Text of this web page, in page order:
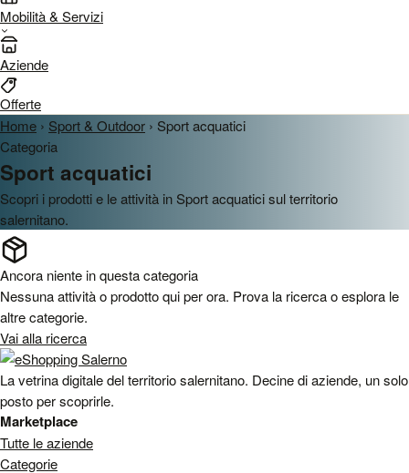
Mobilità & Servizi
Aziende
Offerte
Home › Sport & Outdoor › Sport acquatici
Categoria
Sport acquatici
Scopri i prodotti e le attività in Sport acquatici sul territorio
salernitano.
Ancora niente in questa categoria
Nessuna attività o prodotto qui per ora. Prova la ricerca o esplora le
altre categorie.
Vai alla ricerca
La vetrina digitale del territorio salernitano. Decine di aziende, un solo
posto per scoprirle.
Marketplace
Tutte le aziende
Categorie